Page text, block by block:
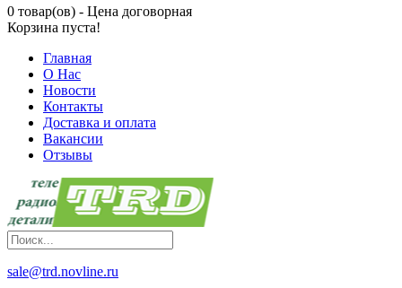
0 товар(ов) - Цена договорная
Корзина пуста!
Главная
О Нас
Новости
Контакты
Доставка и оплата
Вакансии
Отзывы
sale@trd.novline.ru